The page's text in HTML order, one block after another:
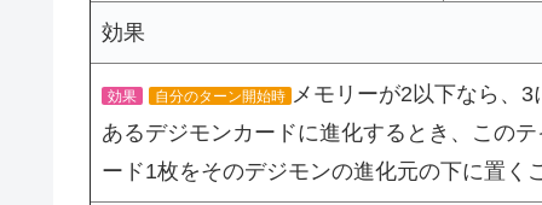
効果
効果 自分のターン開始時
メモリーが2以下なら、
あるデジモンカードに進化するとき、この
ード1枚をそのデジモンの進化元の下に置く